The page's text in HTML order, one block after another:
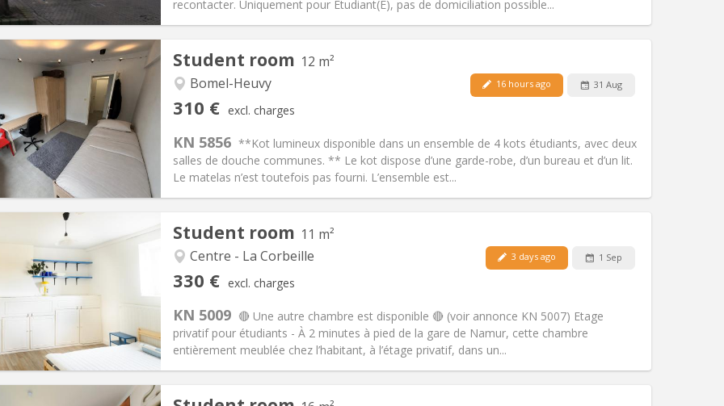
recontacter. Uniquement pour Etudiant(E), pas de domiciliation possible...
Info Arrangement Other
Student room 12 m²
Bomel-Heuvy
310 € excl. charges
16 hours ago 31 Aug
KN 5856 **Kot lumineux disponible dans un ensemble de 4 kots étudiants, avec deux
salles de douche communes. ** Le kot dispose d’une garde-robe, d’un bureau et d’un lit.
Le matelas n’est toutefois pas fourni. L’ensemble est...
Info
€
100 €
12 months
Allowed
Arrangement
Bathroom:Shared bathroom
Surface:12 m2
Other
Atmosphere:Studious, calm, warm
Student room 11 m²
Centre - La Corbeille
330 € excl. charges
3 days ago 1 Sep
KN 5009 🔴 Une autre chambre est disponible 🔴 (voir annonce KN 5007) Etage
privatif pour étudiants - À 2 minutes à pied de la gare de Namur, cette chambre
entièrement meublée chez l’habitant, à l’étage privatif, dans un...
Info
€
50 €
10 months
No
Arrangement
Bathroom:Shared bathroom
Surface:11 m2
Other
Atmosphere:Studious, calm